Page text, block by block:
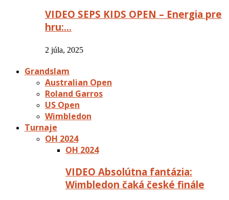
VIDEO SEPS KIDS OPEN – Energia pre
hru:…
2 júla, 2025
Grandslam
Australian Open
Roland Garros
US Open
Wimbledon
Turnaje
OH 2024
OH 2024
VIDEO Absolútna fantázia:
Wimbledon čaká české finále